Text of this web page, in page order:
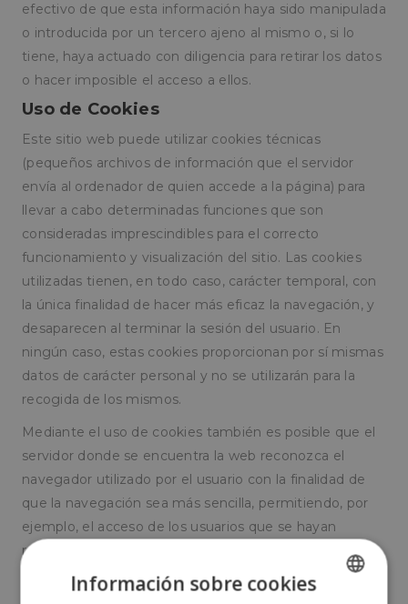
efectivo de que esta información haya sido manipulada
o introducida por un tercero ajeno al mismo o, si lo
tiene, haya actuado con diligencia para retirar los datos
o hacer imposible el acceso a ellos.
Uso de Cookies
Este sitio web puede utilizar cookies técnicas
(pequeños archivos de información que el servidor
envía al ordenador de quien accede a la página) para
llevar a cabo determinadas funciones que son
consideradas imprescindibles para el correcto
funcionamiento y visualización del sitio. Las cookies
utilizadas tienen, en todo caso, carácter temporal, con
la única finalidad de hacer más eficaz la navegación, y
desaparecen al terminar la sesión del usuario. En
ningún caso, estas cookies proporcionan por sí mismas
datos de carácter personal y no se utilizarán para la
recogida de los mismos.
Mediante el uso de cookies también es posible que el
servidor donde se encuentra la web reconozca el
navegador utilizado por el usuario con la finalidad de
que la navegación sea más sencilla, permitiendo, por
ejemplo, el acceso de los usuarios que se hayan
registrado previamente a las áreas, servicios,
promociones o concursos reservados exclusivamente
Información sobre cookies